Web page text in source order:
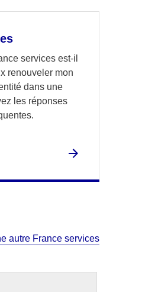
services est-il
renouveler mon
dans une
les réponses
autre France services